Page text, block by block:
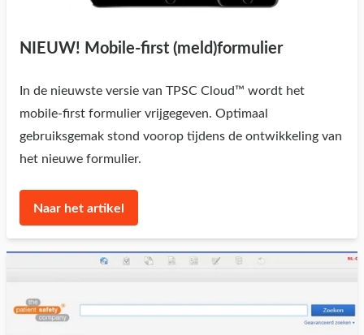
NIEUW! Mobile-first (meld)formulier
In de nieuwste versie van TPSC Cloud™ wordt het
mobile-first formulier vrijgegeven. Optimaal
gebruiksgemak stond voorop tijdens de ontwikkeling van
het nieuwe formulier.
Naar het artikel